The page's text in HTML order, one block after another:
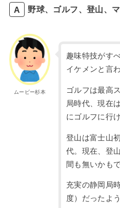
野球、ゴルフ、登山、
ムービー杉本
趣味特技がす
イケメンと言
ゴルフは最高
局時代、現在
にゴルフに行
登山は富士山
代。現在、登
間も無いかもで
充実の静岡局
度）だったよ